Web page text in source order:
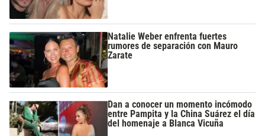
Natalie Weber enfrenta fuertes
rumores de separación con Mauro
Zarate
Dan a conocer un momento incómodo
entre Pampita y la China Suárez el día
del homenaje a Blanca Vicuña